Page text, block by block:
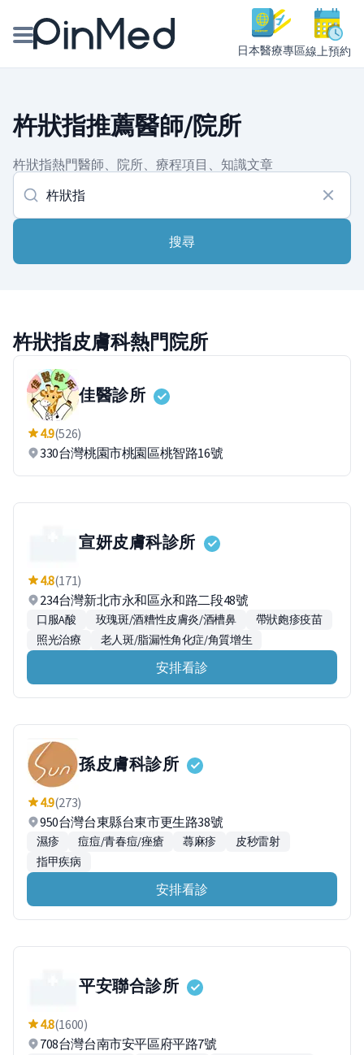
日本醫療專區線上預約
醫師專欄專訪
健康主題館
我是醫療人員
杵狀指推薦醫師/院所
杵狀指熱門醫師、院所、療程項目、知識文章
搜尋
杵狀指皮膚科熱門院所
佳醫診所
4.9(526)
330台灣桃園市桃園區桃智路16號
宣妍皮膚科診所
4.8(171)
234台灣新北市永和區永和路二段48號
口服A酸 玫瑰斑/酒糟性皮膚炎/酒槽鼻
帶狀皰疹疫苗
照光治療
老人斑/脂漏性角化症/角質增生
安排看診
孫皮膚科診所
4.9(273)
950台灣台東縣台東市更生路38號
濕疹 痘痘/青春痘/痤瘡 蕁麻疹
皮秒雷射
指甲疾病
安排看診
平安聯合診所
4.8(1600)
708台灣台南市安平區府平路7號